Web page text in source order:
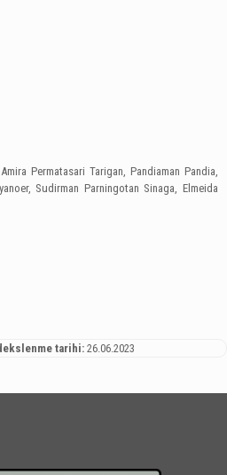
Permatasari Tarigan, Pandiaman Pandia,
Sudirman Parningotan Sinaga, Elmeida
tarihi: 26.06.2023